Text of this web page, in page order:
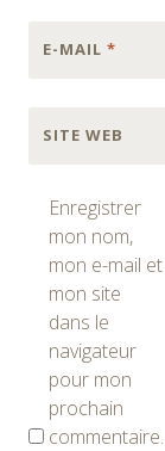
E-MAIL *
SITE WEB
Enregistrer
mon nom,
mon e-mail et
mon site
dans le
navigateur
pour mon
prochain
commentaire.